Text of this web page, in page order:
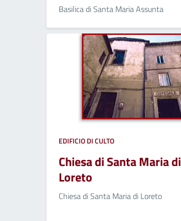
Basilica di Santa Maria Assunta
EDIFICIO DI CULTO
Chiesa di Santa Maria di
Loreto
Chiesa di Santa Maria di Loreto